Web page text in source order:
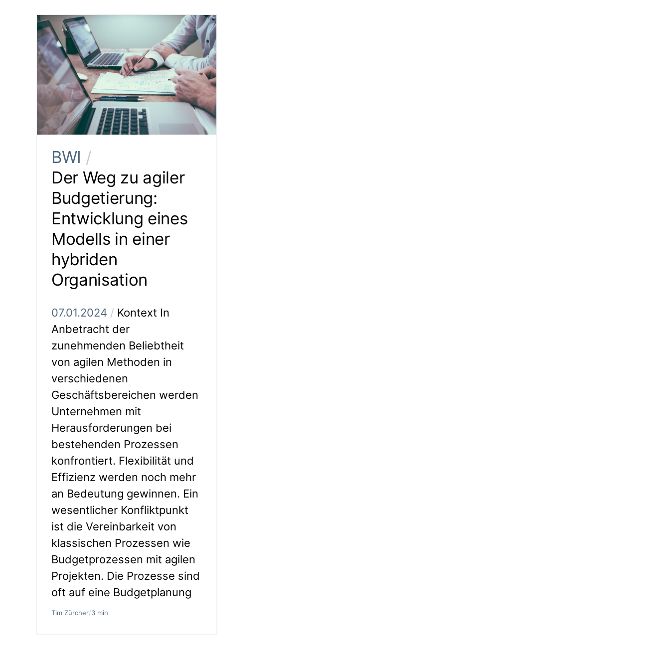
BWI /
Der Weg zu agiler
Budgetierung:
Entwicklung eines
Modells in einer
hybriden
Organisation
07.01.2024 / Kontext In
Anbetracht der
zunehmenden Beliebtheit
von agilen Methoden in
verschiedenen
Geschäftsbereichen werden
Unternehmen mit
Herausforderungen bei
bestehenden Prozessen
konfrontiert. Flexibilität und
Effizienz werden noch mehr
an Bedeutung gewinnen. Ein
wesentlicher Konfliktpunkt
ist die Vereinbarkeit von
klassischen Prozessen wie
Budgetprozessen mit agilen
Projekten. Die Prozesse sind
oft auf eine Budgetplanung
Tim Zürcher/3 min